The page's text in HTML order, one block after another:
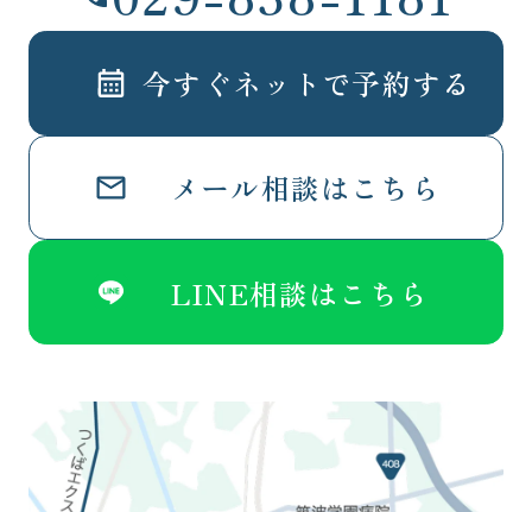
今すぐネットで予約する
メール相談はこちら
LINE相談はこちら